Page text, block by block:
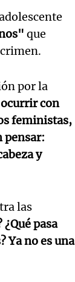
que
por la
ocurrir con
feministas,
pensar:
y
las
pasa
Ya no es una